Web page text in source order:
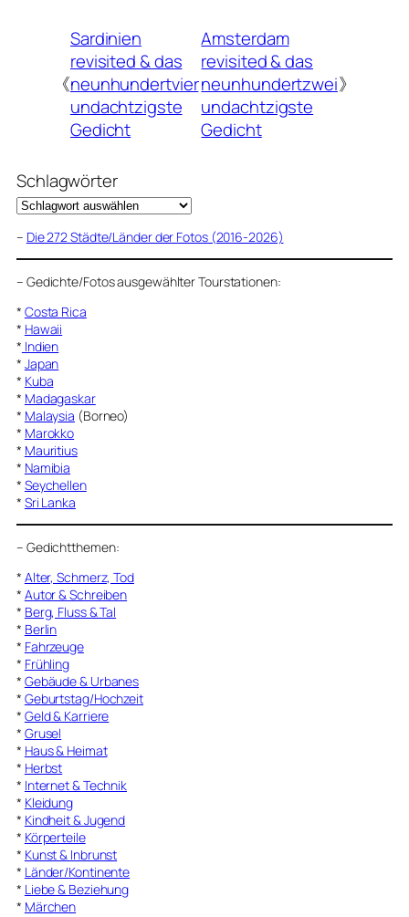
《
Sardinien
revisited & das
neunhundertvier
undachtzigste
Gedicht
Amsterdam
revisited & das
neunhundertzwei
undachtzigste
Gedicht
》
Schlagwörter
– Die 272 Städte/Länder der Fotos (2016-2026)
– Gedichte/Fotos ausgewählter Tourstationen:
* Costa Rica
* Hawaii
* Indien
* Japan
* Kuba
* Madagaskar
* Malaysia (Borneo)
* Marokko
* Mauritius
* Namibia
* Seychellen
* Sri Lanka
– Gedichtthemen:
* Alter, Schmerz, Tod
* Autor & Schreiben
* Berg, Fluss & Tal
* Berlin
* Fahrzeuge
* Frühling
* Gebäude & Urbanes
* Geburtstag/Hochzeit
* Geld & Karriere
* Grusel
* Haus & Heimat
* Herbst
* Internet & Technik
* Kleidung
* Kindheit & Jugend
* Körperteile
* Kunst & Inbrunst
* Länder/Kontinente
* Liebe & Beziehung
* Märchen